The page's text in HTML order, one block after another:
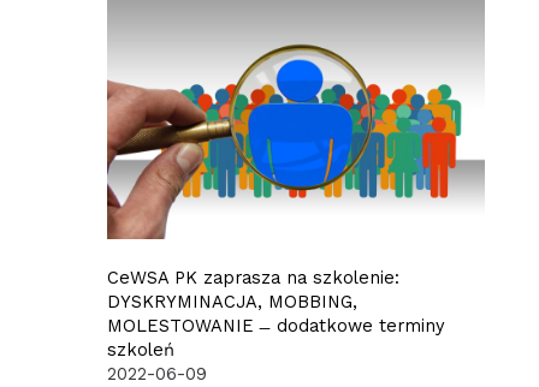
CeWSA PK zaprasza na szkolenie:
DYSKRYMINACJA, MOBBING,
MOLESTOWANIE ̶ dodatkowe terminy
szkoleń
2022-06-09